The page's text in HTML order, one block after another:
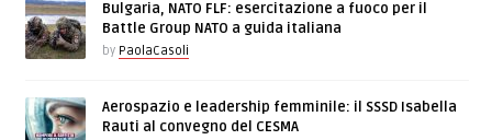
Bulgaria, NATO FLF: esercitazione a fuoco per il
Battle Group NATO a guida italiana
by PaolaCasoli
Aerospazio e leadership femminile: il SSSD Isabella
Rauti al convegno del CESMA